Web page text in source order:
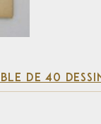
DE 40